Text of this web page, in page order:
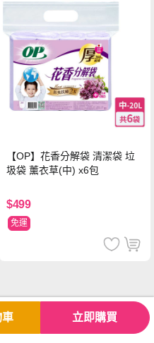
【OP】花香分解袋 清潔袋 垃
圾袋 薰衣草(中) x6包
$499
免運
車 立即購買